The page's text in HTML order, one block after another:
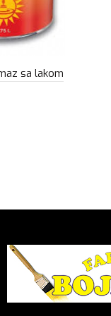
sa lakom